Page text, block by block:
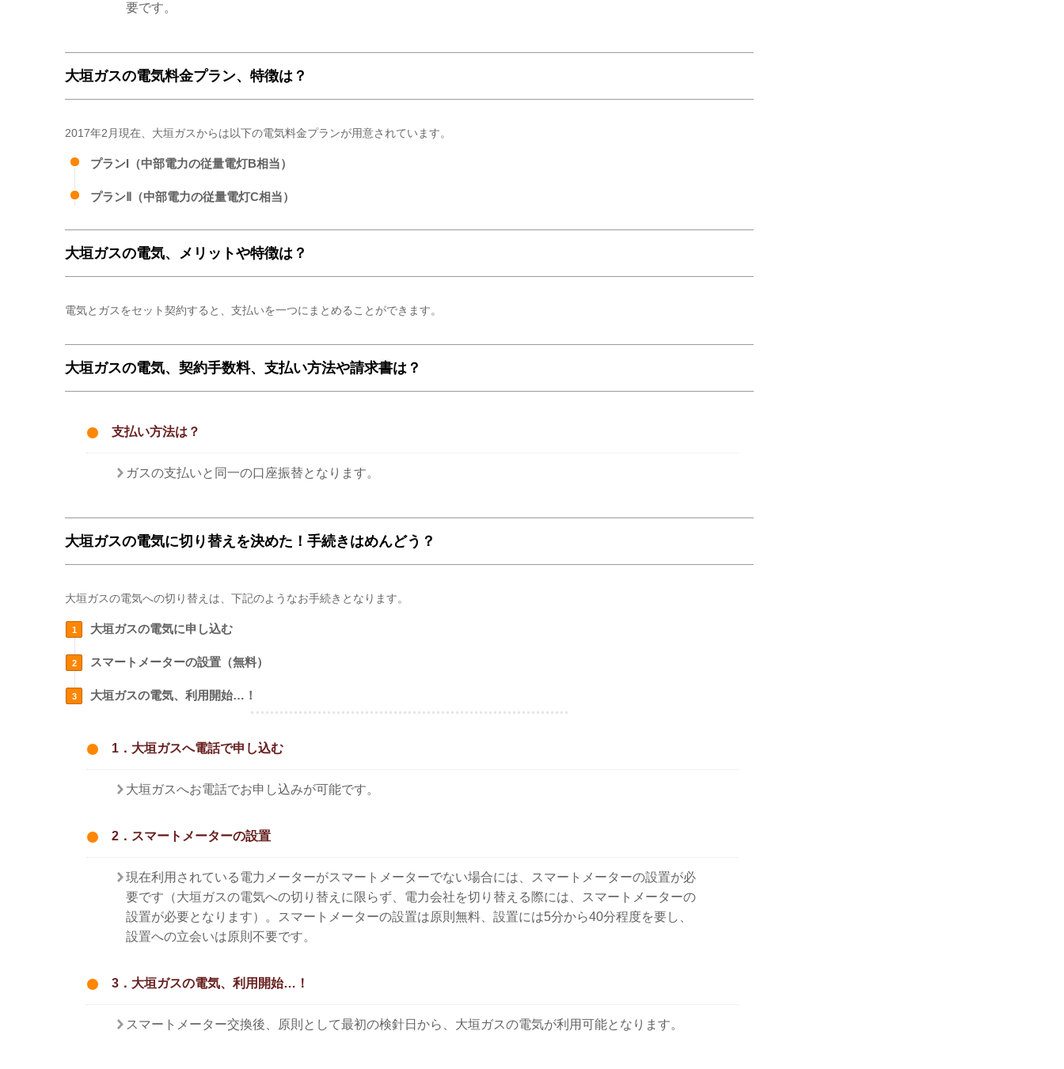
要です。
大垣ガスの電気料金プラン、特徴は？
2017年2月現在、大垣ガスからは以下の電気料金プランが用意されています。
プランI（中部電力の従量電灯B相当）
プランⅡ（中部電力の従量電灯C相当）
大垣ガスの電気、メリットや特徴は？
電気とガスをセット契約すると、支払いを一つにまとめることができます。
大垣ガスの電気、契約手数料、支払い方法や請求書は？
支払い方法は？
ガスの支払いと同一の口座振替となります。
大垣ガスの電気に切り替えを決めた！手続きはめんどう？
大垣ガスの電気への切り替えは、下記のようなお手続きとなります。
大垣ガスの電気に申し込む
スマートメーターの設置（無料）
大垣ガスの電気、利用開始…！
1．大垣ガスへ電話で申し込む
大垣ガスへお電話でお申し込みが可能です。
2．スマートメーターの設置
現在利用されている電力メーターがスマートメーターでない場合には、スマートメーターの設置が必
要です（大垣ガスの電気への切り替えに限らず、電力会社を切り替える際には、スマートメーターの
設置が必要となります）。スマートメーターの設置は原則無料、設置には5分から40分程度を要し、
設置への立会いは原則不要です。
3．大垣ガスの電気、利用開始…！
スマートメーター交換後、原則として最初の検針日から、大垣ガスの電気が利用可能となります。